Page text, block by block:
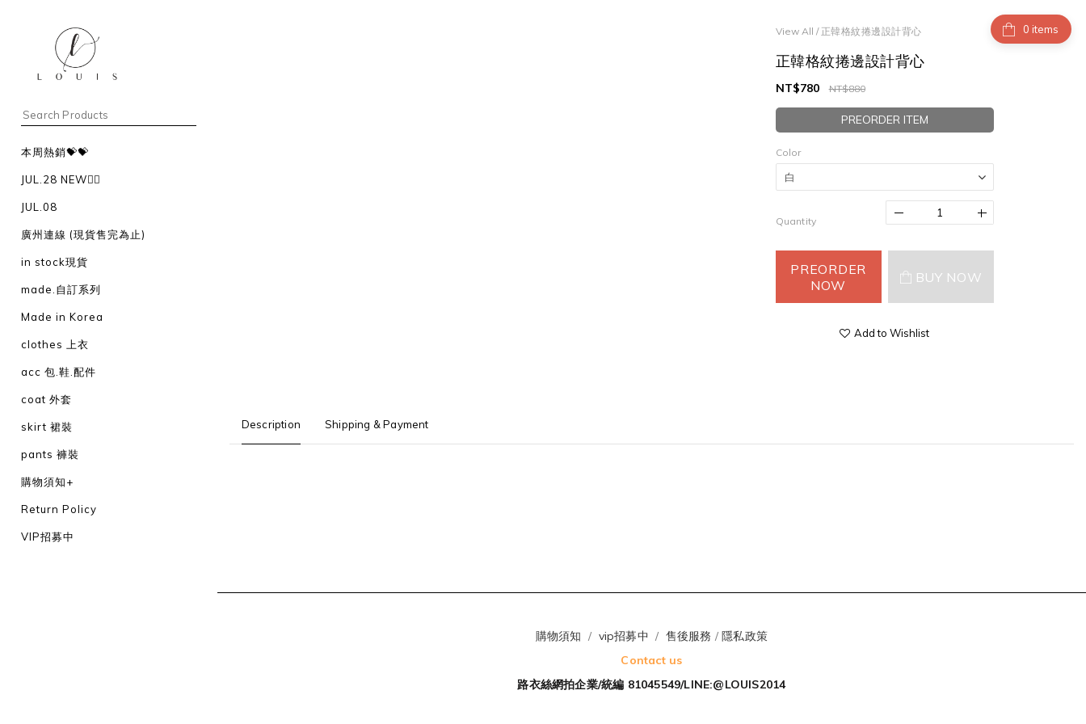
本周熱銷💝💝
JUL.28 NEW❤️‍🔥
JUL.08
廣州連線 (現貨售完為止)
in stock現貨
made.自訂系列
Made in Korea
clothes 上衣
acc 包.鞋.配件
coat 外套
skirt 裙裝
pants 褲裝
購物須知+
Return Policy
VIP招募中
items
View All / 正韓格紋捲邊設計背心
正韓格紋捲邊設計背心
NT$880
NT$780
PREORDER ITEM
Color
Quantity
PREORDER
NOW
BUY NOW
Add to Wishlist
Description Shipping & Payment
購物須知 / vip招募中 / 售後服務 /隱私政策
Contact us
路衣絲網拍企業/統編 81045549/LINE:@LOUIS2014